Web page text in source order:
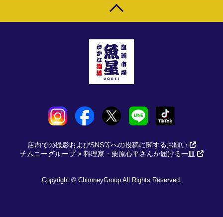
店内での撮影およびSNS等への投稿に関するお願い
チムニーグループ × 料理家・栗原心平さんが届ける一皿
Copyright © ChimneyGroup All Rights Reserved.